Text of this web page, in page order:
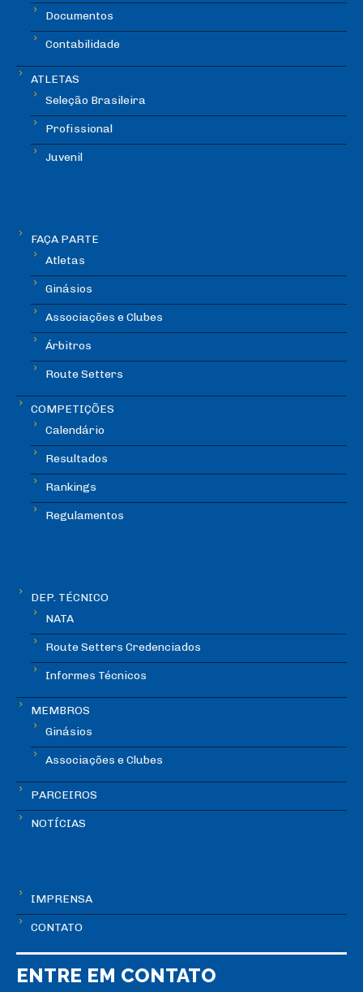
Documentos
Contabilidade
ATLETAS
Seleção Brasileira
Profissional
Juvenil
FAÇA PARTE
Atletas
Ginásios
Associações e Clubes
Árbitros
Route Setters
COMPETIÇÕES
Calendário
Resultados
Rankings
Regulamentos
DEP. TÉCNICO
NATA
Route Setters Credenciados
Informes Técnicos
MEMBROS
Ginásios
Associações e Clubes
PARCEIROS
NOTÍCIAS
IMPRENSA
CONTATO
ENTRE EM CONTATO